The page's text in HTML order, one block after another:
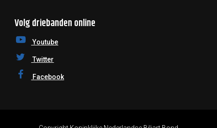
Volg driebanden online
Youtube
Twitter
Facebook